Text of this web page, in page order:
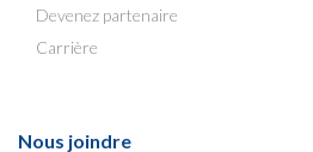
Devenez partenaire
Carrière
Nous joindre